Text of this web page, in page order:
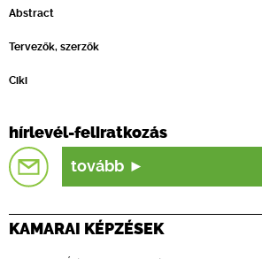
Abstract
Tervezők, szerzők
Ciki
hírlevél-feliratkozás
tovább
KAMARAI KÉPZÉSEK